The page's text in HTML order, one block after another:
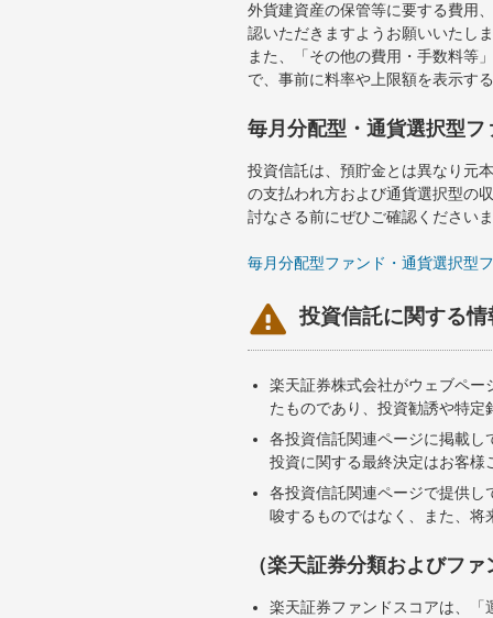
外貨建資産の保管等に要する費用
認いただきますようお願いいたし
また、「その他の費用・手数料等
で、事前に料率や上限額を表示す
毎月分配型・通貨選択型
投資信託は、預貯金とは異なり元
の支払われ方および通貨選択型の
討なさる前にぜひご確認ください
毎月分配型ファンド・通貨選択型
 投資信託に関する
楽天証券株式会社がウェブペ
たものであり、投資勧誘や特
各投資信託関連ページに掲載
投資に関する最終決定はお客
各投資信託関連ページで提供
唆するものではなく、また、
（楽天証券分類およびフ
楽天証券ファンドスコアは、